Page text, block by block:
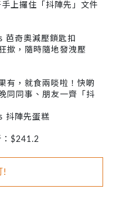
上攞住「抖陣先」文件
芭奇奧減壓鎖匙扣
撳，隨時隨地發洩壓
有，就食兩啖啦！快啲
同同事、朋友一齊「抖
抖陣先蛋糕
$241.2
!